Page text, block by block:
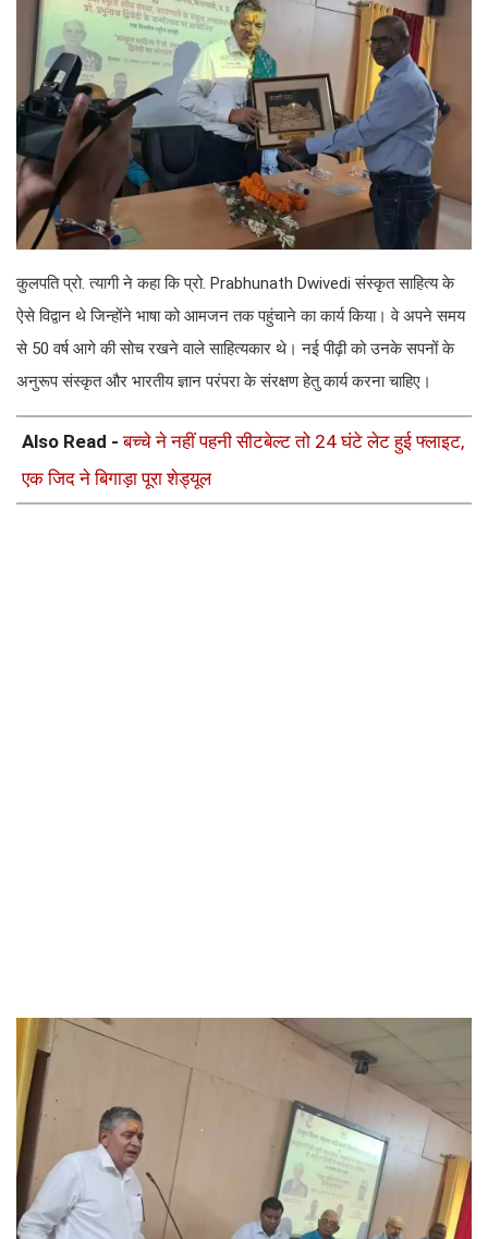
कुलपति प्रो. त्यागी ने कहा कि प्रो. Prabhunath Dwivedi संस्कृत साहित्य के
ऐसे विद्वान थे जिन्होंने भाषा को आमजन तक पहुंचाने का कार्य किया। वे अपने समय
से 50 वर्ष आगे की सोच रखने वाले साहित्यकार थे। नई पीढ़ी को उनके सपनों के
अनुरूप संस्कृत और भारतीय ज्ञान परंपरा के संरक्षण हेतु कार्य करना चाहिए।
Also Read -बच्चे ने नहीं पहनी सीटबेल्ट तो 24 घंटे लेट हुई फ्लाइट,
एक जिद ने बिगाड़ा पूरा शेड्यूल